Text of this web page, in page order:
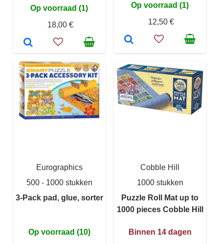
Op voorraad (1)
18,00 €
Op voorraad (1)
12,50 €
Eurographics
500 - 1000 stukken
3-Pack pad, glue, sorter
Op voorraad (10)
Cobble Hill
1000 stukken
Puzzle Roll Mat up to
1000 pieces Cobble Hill
Binnen 14 dagen